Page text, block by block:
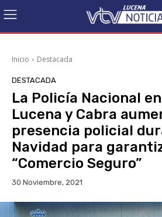
Inicio Destacada
DESTACADA
La Policía Nacional
Lucena y Cabra
presencia policial
Navidad para
“Comercio Seguro”
30 Noviembre, 2021